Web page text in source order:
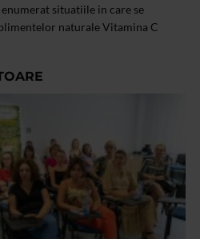
situatiile in care se
naturale Vitamina C